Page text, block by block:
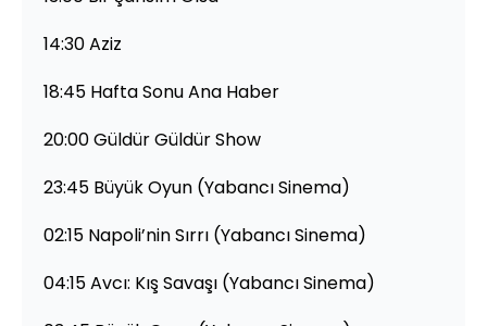
14:30 Aziz
18:45 Hafta Sonu Ana Haber
20:00 Güldür Güldür Show
23:45 Büyük Oyun (Yabancı Sinema)
02:15 Napoli’nin Sırrı (Yabancı Sinema)
04:15 Avcı: Kış Savaşı (Yabancı Sinema)